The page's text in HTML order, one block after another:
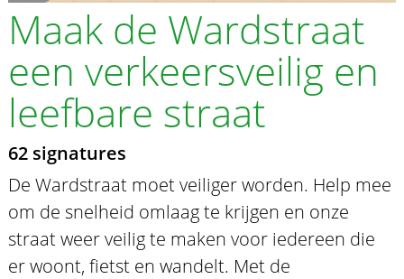
Maak de Wardstraat
een verkeersveilig en
leefbare straat
62 signatures
De Wardstraat moet veiliger worden. Help mee
om de snelheid omlaag te krijgen en onze
straat weer veilig te maken voor iedereen die
er woont, fietst en wandelt. Met de